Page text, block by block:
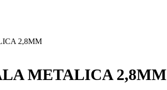
2,8MM
METALICA 2,8MM